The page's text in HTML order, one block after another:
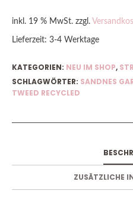
inkl. 19 % MwSt. zzgl.
Lieferzeit: 3-4 Werktage
KATEGORIEN: NEU IM SHOP,
SCHLAGWÖRTER: SANDNES
TWEED RECYCLED
ZUSÄTZLICHE